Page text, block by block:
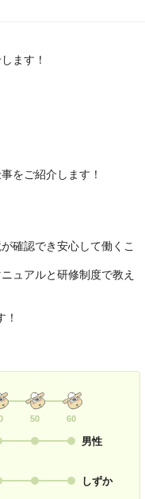
ます！
をご紹介します！
確認でき安心して働くこ
ュアルと研修制度で教え
50 60
男性
しずか